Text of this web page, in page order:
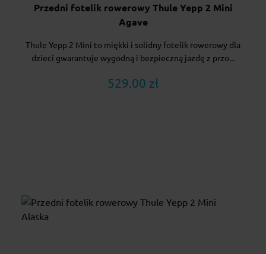
Przedni fotelik rowerowy Thule Yepp 2 Mini
Agave
Thule Yepp 2 Mini to miękki i solidny fotelik rowerowy dla
dzieci gwarantuje wygodną i bezpieczną jazdę z przo...
529.00 zł